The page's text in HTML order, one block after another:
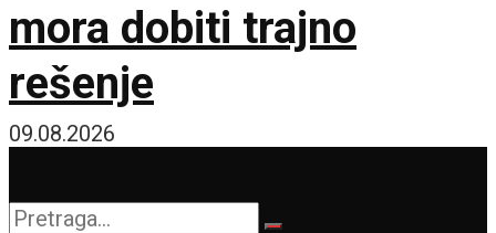
mora dobiti trajno
rešenje
09.08.2026